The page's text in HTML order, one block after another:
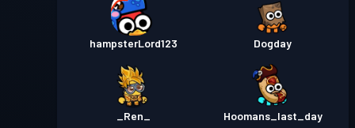
hampsterLord123 Dogday
_Ren_ Hoomans_last_day